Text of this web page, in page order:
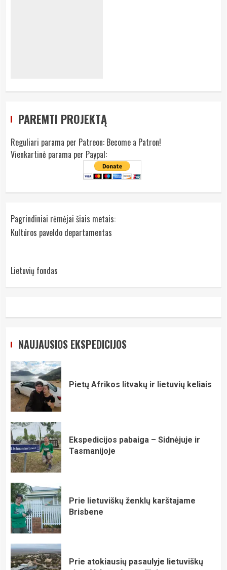
PAREMTI PROJEKTĄ
Reguliari parama per Patreon: Become a Patron!
Vienkartinė parama per Paypal:
Pagrindiniai rėmėjai šiais metais:
Kultūros paveldo departamentas
Lietuvių fondas
NAUJAUSIOS EKSPEDICIJOS
Pietų Afrikos litvakų ir lietuvių keliais
Ekspedicijos pabaiga – Sidnėjuje ir
Tasmanijoje
Prie lietuviškų ženklų karštajame
Brisbene
Prie atokiausių pasaulyje lietuviškų